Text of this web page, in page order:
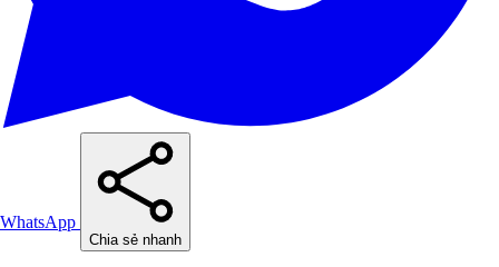
WhatsApp
Chia sẻ nhanh